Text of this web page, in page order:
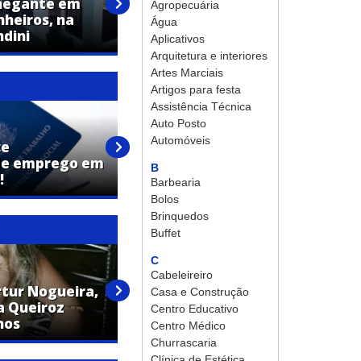
Agropecuária
Água
Aplicativos
Arquitetura e interiores
Artes Marciais
Artigos para festa
Assistência Técnica
Auto Posto
Automóveis
B
Barbearia
Bolos
Brinquedos
Buffet
C
Cabeleireiro
Casa e Construção
Centro Educativo
Centro Médico
Churrascaria
na
uma nova fase na estética
avançada em Artur Nogueira
emprego em
J S Auto Center contrata
Auxiliar de Mecânico
Nogueira,
Queiroz
Sebastião Donizeti dos Reis,
de Artur Nogueira, falece aos
70 anos